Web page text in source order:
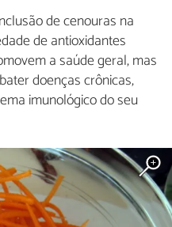
de cenouras na
de antioxidantes
a saúde geral, mas
doenças crônicas,
imunológico do seu